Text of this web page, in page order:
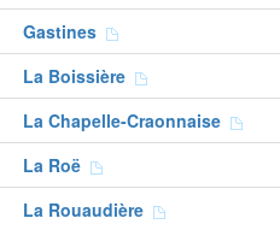
Gastines
La Boissière
La Chapelle-Craonnaise
La Roë
La Rouaudière